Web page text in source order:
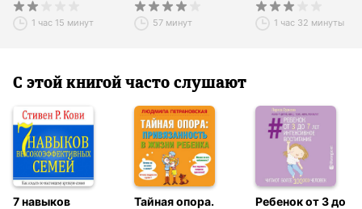
1 час 15 минут 57 минут 1 час 32 минуты
С этой книгой часто слушают
7 навыков
Тайная опора.
Ребенок от 3 до 7